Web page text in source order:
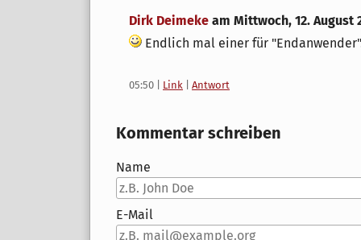
Dirk Deimeke am Mittwoch, 12. August
Endlich mal einer für
05:50 Link Antwort
Kommentar schreiben
Name
E-Mail